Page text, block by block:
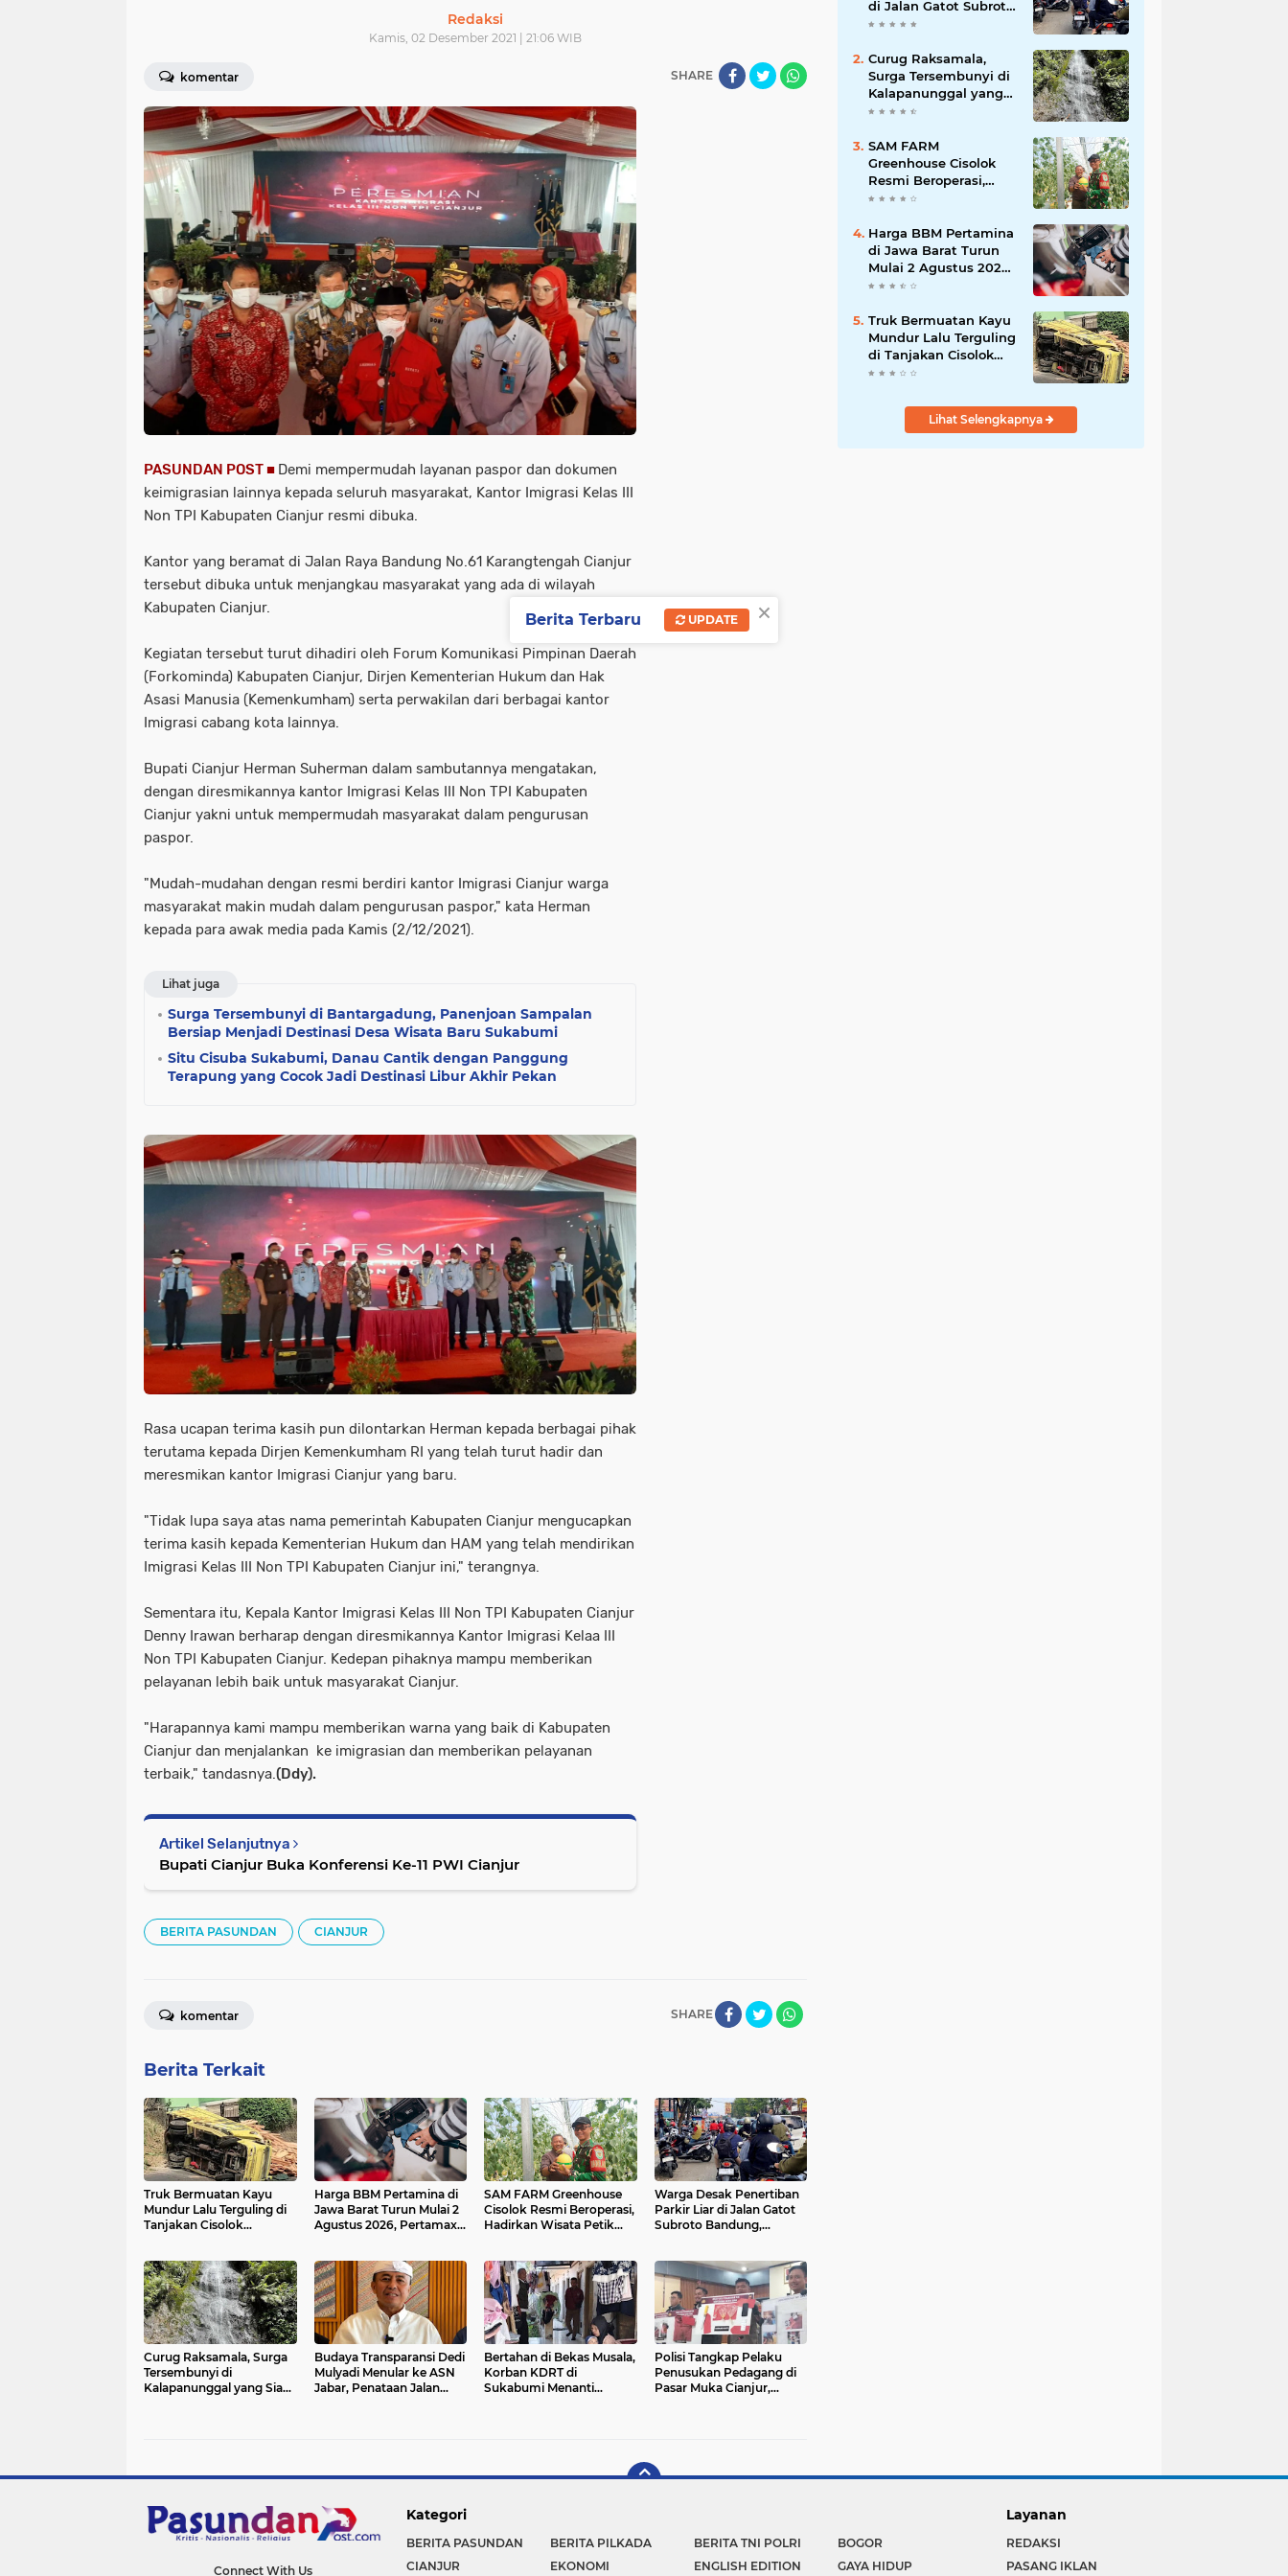
Redaksi
Kamis, 02 Desember 2021 | 21:06 WIB
komentar SHARE
PASUNDAN POST ■ Demi mempermudah layanan paspor dan dokumen
keimigrasian lainnya kepada seluruh masyarakat, Kantor Imigrasi Kelas III
Non TPI Kabupaten Cianjur resmi dibuka.
Kantor yang beramat di Jalan Raya Bandung No.61 Karangtengah Cianjur
tersebut dibuka untuk menjangkau masyarakat yang ada di wilayah
Kabupaten Cianjur.
Kegiatan tersebut turut dihadiri oleh Forum Komunikasi Pimpinan Daerah
(Forkominda) Kabupaten Cianjur, Dirjen Kementerian Hukum dan Hak
Asasi Manusia (Kemenkumham) serta perwakilan dari berbagai kantor
Imigrasi cabang kota lainnya.
Bupati Cianjur Herman Suherman dalam sambutannya mengatakan,
dengan diresmikannya kantor Imigrasi Kelas III Non TPI Kabupaten
Cianjur yakni untuk mempermudah masyarakat dalam pengurusan
paspor.
"Mudah-mudahan dengan resmi berdiri kantor Imigrasi Cianjur warga
masyarakat makin mudah dalam pengurusan paspor," kata Herman
kepada para awak media pada Kamis (2/12/2021).
Lihat juga
Surga Tersembunyi di Bantargadung, Panenjoan Sampalan
Bersiap Menjadi Destinasi Desa Wisata Baru Sukabumi
Situ Cisuba Sukabumi, Danau Cantik dengan Panggung
Terapung yang Cocok Jadi Destinasi Libur Akhir Pekan
Rasa ucapan terima kasih pun dilontarkan Herman kepada berbagai pihak
terutama kepada Dirjen Kemenkumham RI yang telah turut hadir dan
meresmikan kantor Imigrasi Cianjur yang baru.
"Tidak lupa saya atas nama pemerintah Kabupaten Cianjur mengucapkan
terima kasih kepada Kementerian Hukum dan HAM yang telah mendirikan
Imigrasi Kelas III Non TPI Kabupaten Cianjur ini," terangnya.
Sementara itu, Kepala Kantor Imigrasi Kelas III Non TPI Kabupaten Cianjur
Denny Irawan berharap dengan diresmikannya Kantor Imigrasi Kelaa III
Non TPI Kabupaten Cianjur. Kedepan pihaknya mampu memberikan
pelayanan lebih baik untuk masyarakat Cianjur.
"Harapannya kami mampu memberikan warna yang baik di Kabupaten
Cianjur dan menjalankan ke imigrasian dan memberikan pelayanan
terbaik," tandasnya.(Ddy).
Artikel Selanjutnya
Bupati Cianjur Buka Konferensi Ke-11 PWI Cianjur
BERITA PASUNDAN CIANJUR
SHARE
komentar
Berita Terkait
Truk Bermuatan Kayu
Mundur Lalu Terguling di
Tanjakan Cisolok
Harga BBM Pertamina di
Jawa Barat Turun Mulai 2
Agustus 2026, Pertamax
SAM FARM Greenhouse
Cisolok Resmi Beroperasi,
Hadirkan Wisata Petik
Modern di Sukabumi
Warga Desak Penertiban
Parkir Liar di Jalan Gatot
Subroto Bandung,
Curug Raksamala, Surga
Tersembunyi di
Kalapanunggal yang Siap
Budaya Transparansi Dedi
Mulyadi Menular ke ASN
Jabar, Penataan Jalan
Bertahan di Bekas Musala,
Korban KDRT di
Sukabumi Menanti
Polisi Tangkap Pelaku
Penusukan Pedagang di
Pasar Muka Cianjur,
di Jalan Gatot Subroto
Bandung, Kemacetan
Mengkhawatirkan
Curug Raksamala,
Surga Tersembunyi di
Kalapanunggal yang
Siap Menjadi Ikon
Kabupaten Sukabumi
SAM FARM
Greenhouse Cisolok
Resmi Beroperasi,
Hadirkan Wisata Petik
Edukasi Pertanian
Modern di Sukabumi
Harga BBM Pertamina
di Jawa Barat Turun
Mulai 2 Agustus 2026,
Pertamax Jadi
Daftar Harga Terbaru
Truk Bermuatan Kayu
Mundur Lalu Terguling
di Tanjakan Cisolok
Sukabumi, Polisi:
Menanjak
Lihat Selengkapnya
Connect With Us
Kategori
BERITA PASUNDAN BERITA PILKADA BERITA TNI POLRI
BOGOR
CIANJUR
EKONOMI ENGLISH EDITION GAYA HIDUP
Layanan
REDAKSI
PASANG IKLAN
×
Berita Terbaru UPDATE